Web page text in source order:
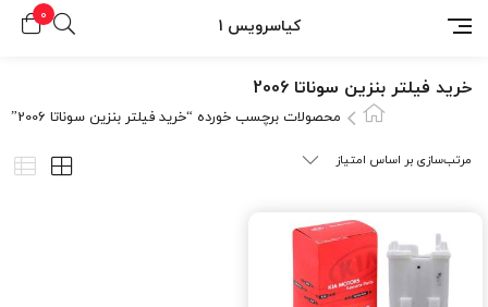
کیاسرویس 1
0
خرید فیلتر بنزین سوناتا 2006
محصولات برچسب خورده “خرید فیلتر بنزین سوناتا 2006”